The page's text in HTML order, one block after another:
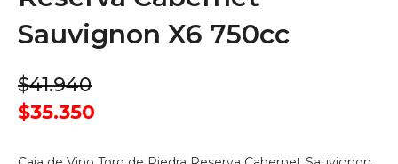
Sauvignon X6 750cc
$41.940
$35.350